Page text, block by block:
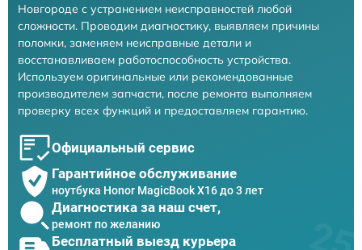
Новгороде с устранением неисправностей любой
сложности. Проводим диагностику, выявляем причины
поломки, заменяем неисправные детали и
восстанавливаем работоспособность устройства.
Используем оригинальные или рекомендованные
производителем запчасти, после ремонта выполняем
проверку всех функций и предоставляем гарантию.
Официальный сервис
Гарантийное обслуживание
ноутбука Honor MagicBook X16 до 3 лет
Диагностика за наш счет,
ремонт по желанию
Бесплатный выезд курьера